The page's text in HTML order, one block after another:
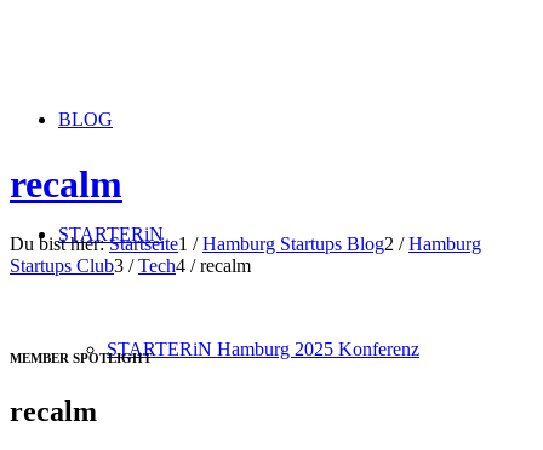
BLOG
STARTERiN
STARTERiN Hamburg 2025 Konferenz
recalm
Du bist hier: Startseite1 / Hamburg Startups Blog2 / Hamburg
Startups Club3 / Tech4 / recalm
MEMBER SPOTLIGHT
recalm